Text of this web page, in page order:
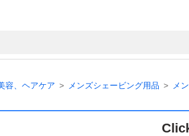
容、ヘアケア メンズシェービング用品 メ